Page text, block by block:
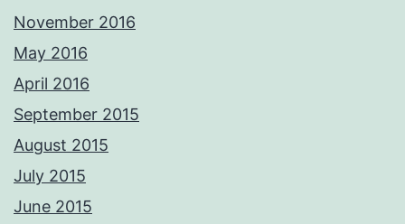
November 2016
May 2016
April 2016
September 2015
August 2015
July 2015
June 2015